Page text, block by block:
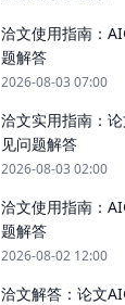
洽文使用指南：
题解答
2026-08-03 07:00
洽文实用指南：
见问题解答
2026-08-03 02:00
洽文使用指南：
题解答
2026-08-02 12:00
洽文解答：论文